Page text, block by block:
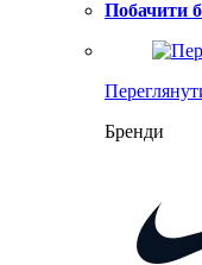
Побачити
Бренди